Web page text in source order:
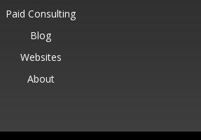
Paid Consulting
Blog
Websites
About